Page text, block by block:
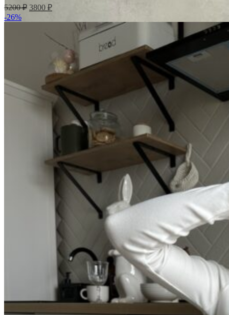
5200₽ Первоначальная
составляла
5200 ₽.
3800 ₽Текущая
3800 ₽.
-26%